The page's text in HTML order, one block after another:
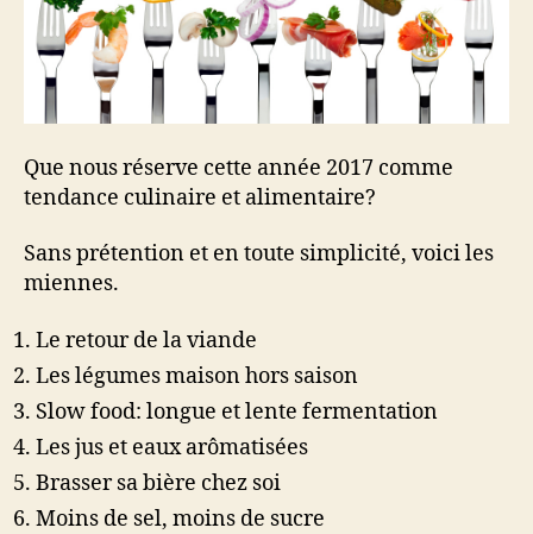
Que nous réserve cette année 2017 comme
tendance culinaire et alimentaire?
Sans prétention et en toute simplicité, voici les
miennes.
Le retour de la viande
Les légumes maison hors saison
Slow food: longue et lente fermentation
Les jus et eaux arômatisées
Brasser sa bière chez soi
Moins de sel, moins de sucre